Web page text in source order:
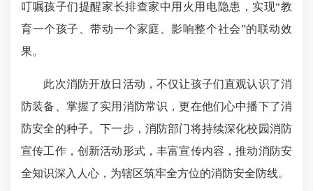
叮嘱孩子们提醒家长排查家中用火用电隐患，实现“教
育一个孩子、带动一个家庭、影响整个社会”的联动效
果。
此次消防开放日活动，不仅让孩子们直观认识了消
防装备、掌握了实用消防常识，更在他们心中播下了消
防安全的种子。下一步，消防部门将持续深化校园消防
宣传工作，创新活动形式，丰富宣传内容，推动消防安
全知识深入人心，为辖区筑牢全方位的消防安全防线。